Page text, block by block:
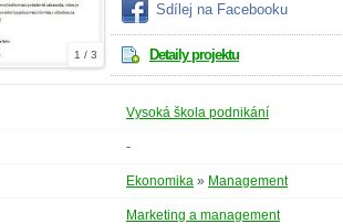
1 / 3
Sdílej na Facebooku
Detaily projektu
Vysoká škola podnikání
-
Ekonomika » Management
Marketing a management